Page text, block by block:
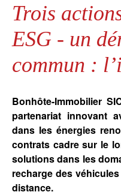
Trois
ESG - un
commun :
Bonhôte-Immobilier
partenariat innovant
dans les énergies
contrats cadre sur le
solutions dans les
recharge des
distance.